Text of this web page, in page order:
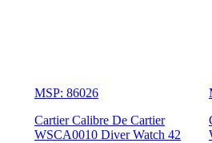
MSP: 86026
Cartier Calibre De Cartier
WSCA0010 Diver Watch 42